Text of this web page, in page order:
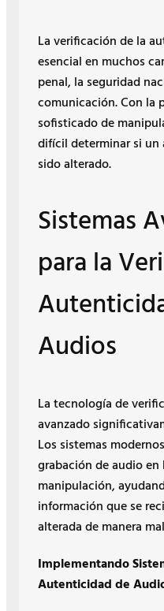
La verificación de la
esencial en muchos
penal, la seguridad
comunicación. Con la
sofisticado de
difícil determinar si
sido alterado.
Sistemas
para la
Audios
La tecnología de
avanzado
Los sistemas
grabación de audio
manipulación,
información que se
alterada de manera
Implementando
Autenticidad de